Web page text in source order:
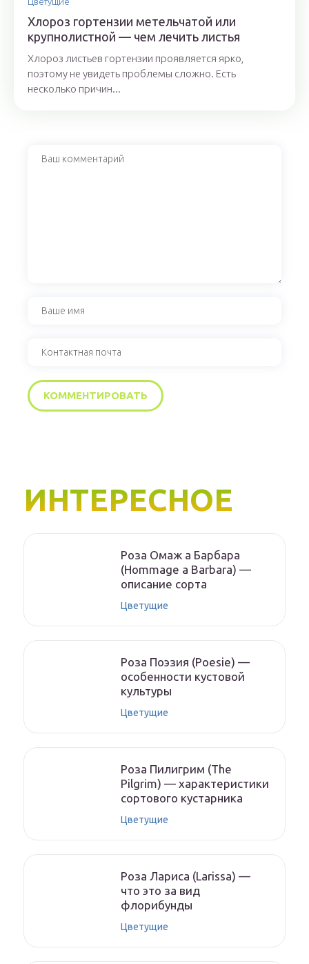
Хлороз гортензии метельчатой или
крупнолистной — чем лечить листья
Хлороз листьев гортензии проявляется ярко,
поэтому не увидеть проблемы сложно. Есть
несколько причин...
ИНТЕРЕСНОЕ
Роза Омаж а Барбара
(Hommage a Barbara) —
описание сорта
Цветущие
Роза Поэзия (Poesie) —
особенности кустовой
культуры
Цветущие
Роза Пилигрим (The
Pilgrim) — характеристики
сортового кустарника
Цветущие
Роза Лариса (Larissa) —
что это за вид
флорибунды
Цветущие